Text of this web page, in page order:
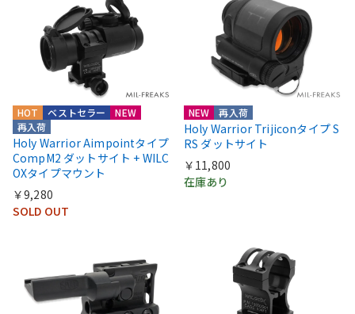
HOT
NEW
再入荷
ベストセラー
Holy Warrior Aimpointタイプ
CompM2 ダットサイト + WILC
OXタイプマウント
￥9,280
SOLD OUT
NEW 再入荷
Holy Warrior Trijiconタイプ S
RS ダットサイト
￥11,800
在庫あり